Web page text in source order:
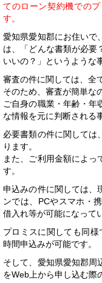
てのローン契約機での
す。
愛知県愛知郡にお住いで
は、「どんな書類が必要
いいの？」というような
審査の件に関しては、全
そのため、審査が簡単な
ご自身の職業・年齢・年
な情報を元に判断される
必要書類の件に関しては
ります。
また、ご利用金額によっ
す。
申込みの件に関しては、
ンでは、PCやスマホ・
借入れ等が可能になって
プロミスに関しても同
時間申込みが可能です。
そして、愛知県愛知郡周
をWeb上から申し込む際